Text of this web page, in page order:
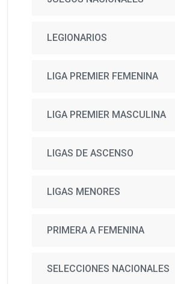
LEGIONARIOS
LIGA PREMIER FEMENINA
LIGA PREMIER MASCULINA
LIGAS DE ASCENSO
LIGAS MENORES
PRIMERA A FEMENINA
SELECCIONES NACIONALES